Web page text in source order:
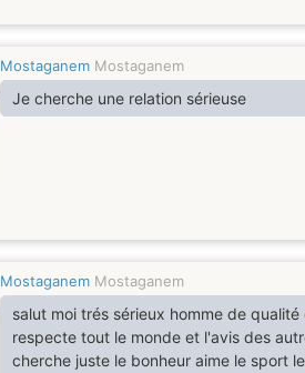
Mostaganem Mostaganem
Je cherche une relation sérieuse
Mostaganem Mostaganem
salut moi trés sérieux homme de qualité
respecte tout le monde et l'avis des
cherche juste le bonheur aime le sport